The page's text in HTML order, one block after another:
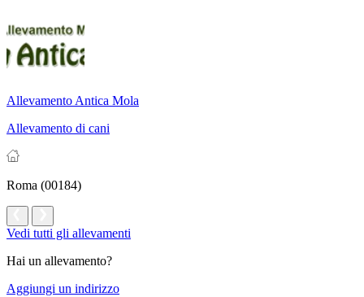
Allevamento Antica Mola
Allevamento di cani
Roma (00184)
Vedi tutti gli allevamenti
Hai un allevamento?
Aggiungi un indirizzo